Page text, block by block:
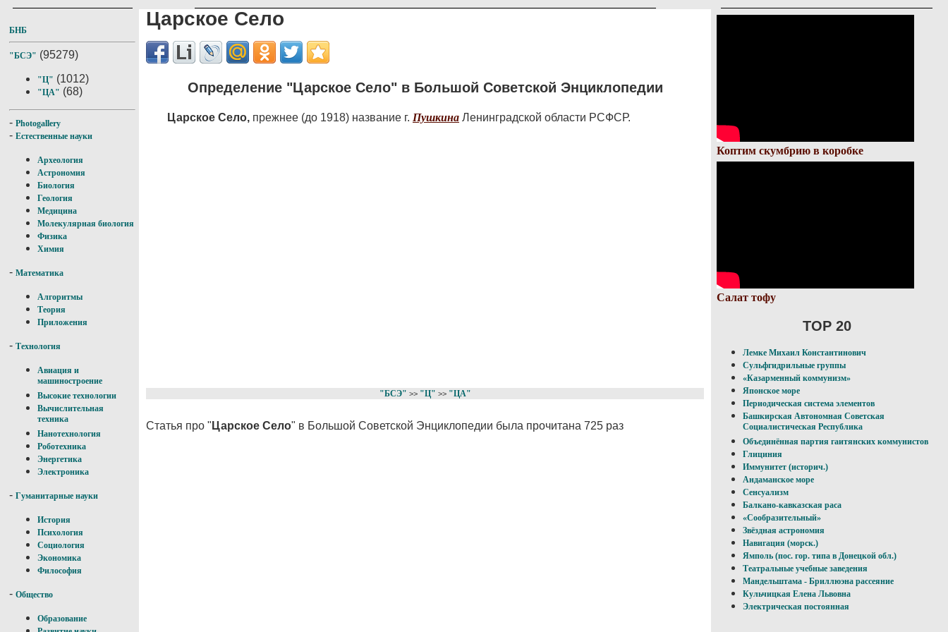
БНБ
"БСЭ" (95279)
"Ц" (1012)
"ЦА" (68)
- Photogallery
- Естественные науки
Археология
Астрономия
Биология
Геология
Медицина
Молекулярная биология
Физика
Химия
- Математика
Алгоритмы
Теория
Приложения
- Технология
Авиация и
машиностроение
Высокие технологии
Вычислительная
техника
Нанотехнология
Роботехника
Энергетика
Электроника
- Гуманитарные науки
История
Психология
Социология
Экономика
Философия
- Общество
Образование
Царское Село
Определение "Царское Село" в Большой Советской Энциклопедии
Царское Село, прежнее (до 1918) название г. Пушкина Ленинградской области РСФСР.
"БСЭ" >> "Ц" >> "ЦА"
Статья про " Царское Село" в Большой Советской Энциклопедии была прочитана 725 раз
Коптим скумбрию в коробке
Салат тофу
TOP 20
Лемке Михаил Константинович
Сульфгидрильные группы
«Казарменный коммунизм»
Японское море
Периодическая система элементов
Башкирская Автономная Советская
Социалистическая Республика
Объединённая партия гаитянских коммунистов
Глициния
Иммунитет (историч.)
Андаманское море
Сенсуализм
Балкано-кавказская раса
«Сообразительный»
Звёздная астрономия
Навигация (морск.)
Ямполь (пос. гор. типа в Донецкой обл.)
Театральные учебные заведения
Мандельштама - Бриллюэна рассеяние
Кульчицкая Елена Львовна
Электрическая постоянная